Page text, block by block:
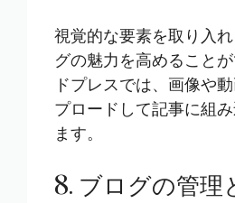
視覚的な要素を取り入
グの魅力を高めること
ドプレスでは、画像や
プロードして記事に組
ます。
8. ブログの管理